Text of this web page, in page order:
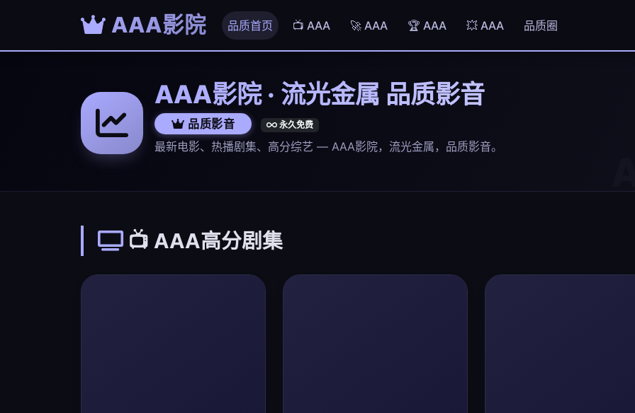
AAA影院 品质首页 📺 AAA 🚀 AAA 🏆 AAA 💥 AAA 品质圈
AAA影院 · 流光金属 品质影音
品质影音 永久免费
最新电影、热播剧集、高分综艺 — AAA影院，流光金属，品质影音。
📺 AAA高分剧集